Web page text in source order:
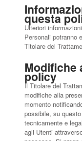
questa
Ulteriori
Personali potranno
Titolare del
Modifiche
policy
Il Titolare del
modifiche alla
momento
possibile, su
tecnicamente e
agli Utenti